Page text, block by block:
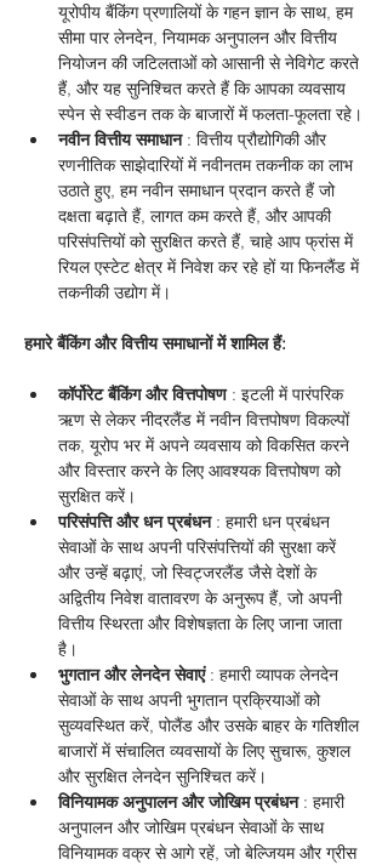
यूरोपीय बैंकिंग प्रणालियों के गहन ज्ञान के साथ, हम
सीमा पार लेनदेन, नियामक अनुपालन और वित्तीय
नियोजन की जटिलताओं को आसानी से नेविगेट करते
हैं, और यह सुनिश्चित करते हैं कि आपका व्यवसाय
स्पेन से स्वीडन तक के बाजारों में फलता-फूलता रहे।
नवीन वित्तीय समाधान : वित्तीय प्रौद्योगिकी और
रणनीतिक साझेदारियों में नवीनतम तकनीक का लाभ
उठाते हुए, हम नवीन समाधान प्रदान करते हैं जो
दक्षता बढ़ाते हैं, लागत कम करते हैं, और आपकी
परिसंपत्तियों को सुरक्षित करते हैं, चाहे आप फ्रांस में
रियल एस्टेट क्षेत्र में निवेश कर रहे हों या फिनलैंड में
तकनीकी उद्योग में।
हमारे बैंकिंग और वित्तीय समाधानों में शामिल हैं:
कॉर्पोरेट बैंकिंग और वित्तपोषण : इटली में पारंपरिक
ऋण से लेकर नीदरलैंड में नवीन वित्तपोषण विकल्पों
तक, यूरोप भर में अपने व्यवसाय को विकसित करने
और विस्तार करने के लिए आवश्यक वित्तपोषण को
सुरक्षित करें।
परिसंपत्ति और धन प्रबंधन : हमारी धन प्रबंधन
सेवाओं के साथ अपनी परिसंपत्तियों की सुरक्षा करें
और उन्हें बढ़ाएं, जो स्विट्जरलैंड जैसे देशों के
अद्वितीय निवेश वातावरण के अनुरूप हैं, जो अपनी
वित्तीय स्थिरता और विशेषज्ञता के लिए जाना जाता
है।
भुगतान और लेनदेन सेवाएं : हमारी व्यापक लेनदेन
सेवाओं के साथ अपनी भुगतान प्रक्रियाओं को
सुव्यवस्थित करें, पोलैंड और उसके बाहर के गतिशील
बाजारों में संचालित व्यवसायों के लिए सुचारू, कुशल
और सुरक्षित लेनदेन सुनिश्चित करें।
विनियामक अनुपालन और जोखिम प्रबंधन : हमारी
अनुपालन और जोखिम प्रबंधन सेवाओं के साथ
विनियामक वक्र से आगे रहें, जो बेल्जियम और ग्रीस